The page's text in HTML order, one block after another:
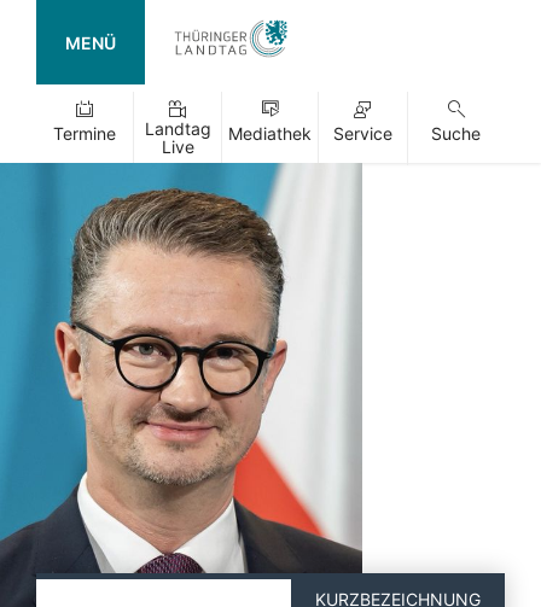
MENÜ
Termine
Landtag
Live
Mediathek Service Suche
KURZBEZEICHNUNG